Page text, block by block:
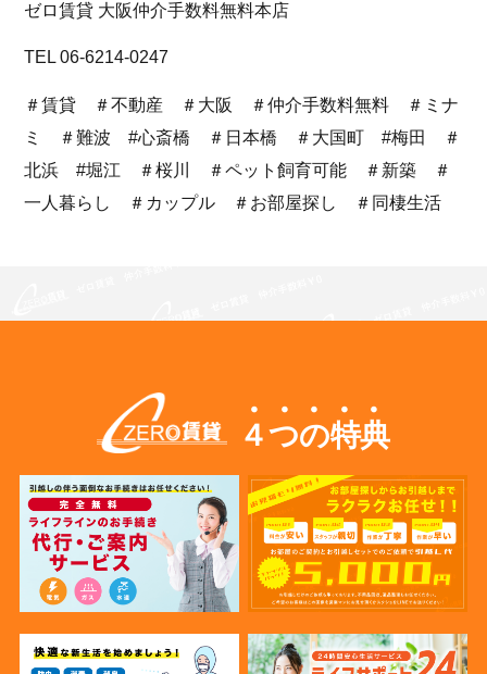
ゼロ賃貸 大阪仲介手数料無料本店
TEL 06-6214-0247
＃賃貸 ＃不動産 ＃大阪 ＃仲介手数料無料 ＃ミナ
ミ ＃難波 #心斎橋 ＃日本橋 ＃大国町 #梅田 ＃
北浜 #堀江 ＃桜川 ＃ペット飼育可能 ＃新築 ＃
一人暮らし ＃カップル ＃お部屋探し ＃同棲生活
４つの特典